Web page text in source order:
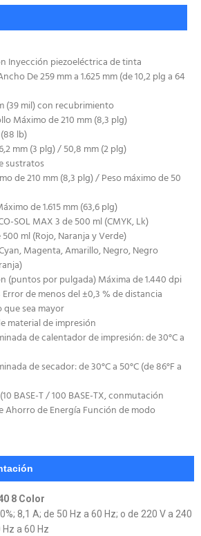
Inyección piezoeléctrica de tinta
De 259 mm a 1.625 mm (de 10,2 plg a 64
(39 mil) con recubrimiento
Máximo de 210 mm (8,3 plg)
lb)
mm (3 plg) / 50,8 mm (2 plg)
sustratos
de 210 mm (8,3 plg) / Peso máximo de 50
de 1.615 mm (63,6 plg)
SOL MAX 3 de 500 ml (CMYK, Lk)
ml (Rojo, Naranja y Verde)
Magenta, Amarillo, Negro, Negro
(puntos por pulgada) Máxima de 1.440 dpi
de menos del ±0,3 % de distancia
que sea mayor
material de impresión
de calentador de impresión: de 30°C a
de secador: de 30°C a 50°C (de 86°F a
BASE-T / 100 BASE-TX, conmutación
Ahorro de Energía Función de modo
8 Color
8,1 A; de 50 Hz a 60 Hz; o de 220 V a 240
Hz a 60 Hz